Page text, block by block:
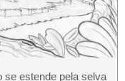
se estende pela selva